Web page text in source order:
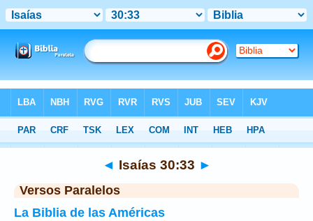
>Isaías > Capítulo 30> Verso 33
◄ Isaías 30:33 ►
Versos Paralelos
La Biblia de las Américas